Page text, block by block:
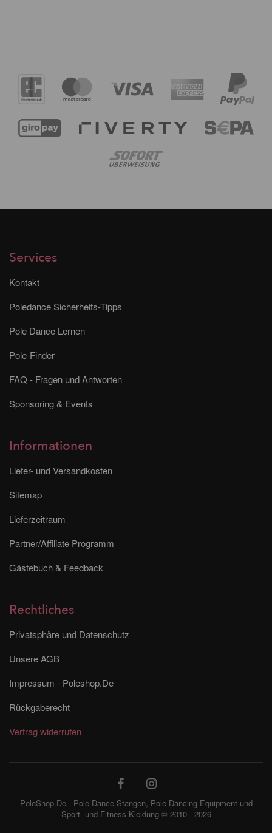
Services
Kontakt
Poledance Sicherheits-Tipps
Pole Dance Lernen
Pole-Finder
FAQ - Fragen und Antworten
Sponsoring & Events
Informationen
Liefer- und Versandkosten
Sitemap
Lieferzeitraum
Partner/Affiliate Programm
Gästebuch & Feedback
Rechtliches
Privatsphäre und Datenschutz
Unsere AGB
Impressum - Poleshop.De
Rückgaberecht
Vertrag widerrufen
PoleShop.De - Pole Dance Stangen, Pole Dancing Equipment und
Sport- und Fitness Kleidung © 2010 - 2026